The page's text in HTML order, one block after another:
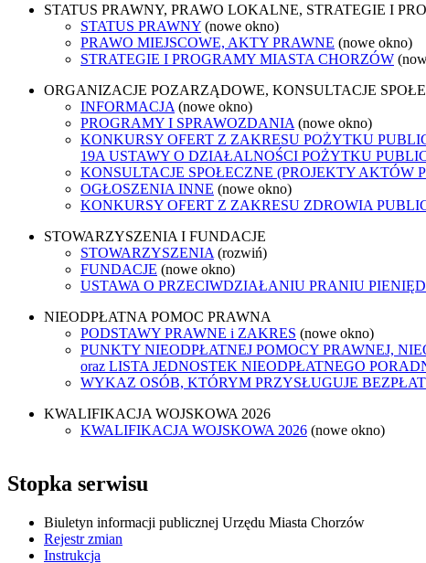
STATUS PRAWNY, PRAWO LOKALNE, STRATEGIE I
STATUS PRAWNY (nowe okno)
PRAWO MIEJSCOWE, AKTY PRAWNE (nowe okno)
STRATEGIE I PROGRAMY MIASTA CHORZÓW
ORGANIZACJE POZARZĄDOWE, KONSULTACJE
INFORMACJA (nowe okno)
PROGRAMY I SPRAWOZDANIA (nowe okno)
KONKURSY OFERT Z ZAKRESU POŻYTKU
19A USTAWY O DZIAŁALNOŚCI POŻYTKU
KONSULTACJE SPOŁECZNE (PROJEKTY AKTÓW
OGŁOSZENIA INNE (nowe okno)
KONKURSY OFERT Z ZAKRESU ZDROWIA
STOWARZYSZENIA I FUNDACJE
STOWARZYSZENIA (rozwiń)
FUNDACJE (nowe okno)
USTAWA O PRZECIWDZIAŁANIU PRANIU
NIEODPŁATNA POMOC PRAWNA
PODSTAWY PRAWNE i ZAKRES (nowe okno)
PUNKTY NIEODPŁATNEJ POMOCY PRAWNEJ,
oraz LISTA JEDNOSTEK NIEODPŁATNEGO
WYKAZ OSÓB, KTÓRYM PRZYSŁUGUJE
KWALIFIKACJA WOJSKOWA 2026
KWALIFIKACJA WOJSKOWA 2026 (nowe okno)
Stopka serwisu
Biuletyn informacji publicznej Urzędu Miasta Chorzów
Rejestr zmian
Instrukcja